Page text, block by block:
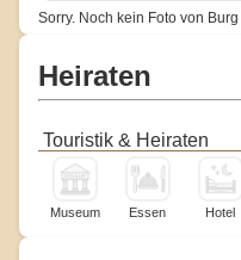
Sorry. Noch kein Foto von
Heiraten
Touristik & Heiraten
Museum Essen Hotel